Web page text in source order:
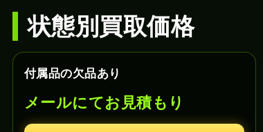
状態別買取価格
付属品の欠品あり
メールにてお見積もり